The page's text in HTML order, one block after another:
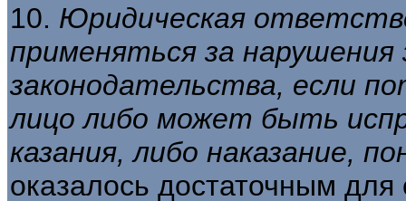
10. Юридическая
применяться за нарушения
законодательства, если
лицо либо может быть
казания, либо наказание,
оказалось до­статочным